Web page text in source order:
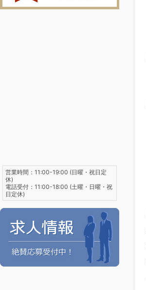
営業時間：11:00-19:00 (日曜・祝日定
休)
電話受付：11:00-18:00 (土曜・日曜・祝
日定休)